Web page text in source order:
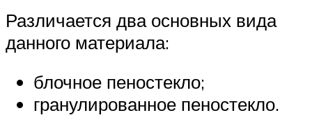
Различается два основных вида
данного материала:
блочное пеностекло;
гранулированное пеностекло.